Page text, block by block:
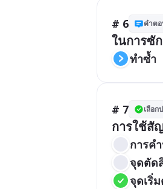
# 6 คำต
ในการซั
ทำซ้ำ
# 7 เลือก
การใช้สั
การค
จุดตัด
จุดเริ่